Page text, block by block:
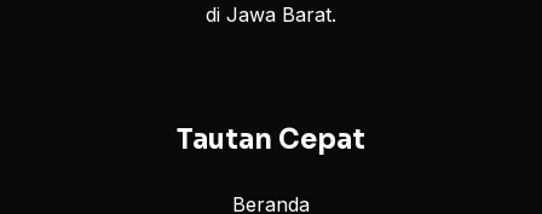
di Jawa Barat.
Tautan Cepat
Beranda